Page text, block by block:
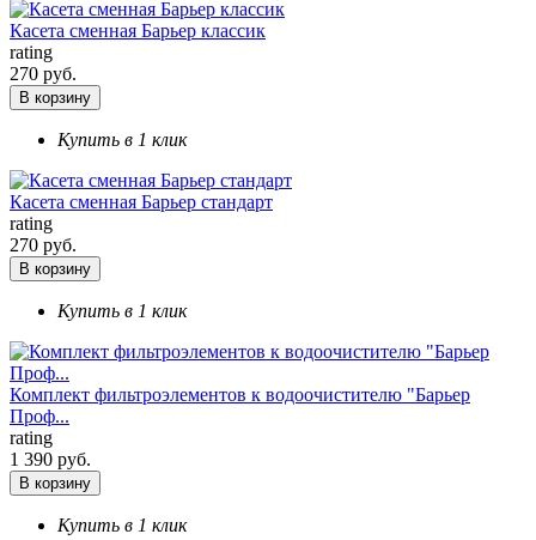
Касета сменная Барьер классик
rating
270 руб.
В корзину
Купить в 1 клик
Касета сменная Барьер стандарт
rating
270 руб.
В корзину
Купить в 1 клик
Комплект фильтроэлементов к водоочистителю "Барьер
Проф...
rating
1 390 руб.
В корзину
Купить в 1 клик